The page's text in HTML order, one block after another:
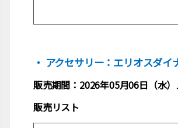
・ アクセサリー：エリオスダイ
販売期間：2026年05月06日（水
販売リスト